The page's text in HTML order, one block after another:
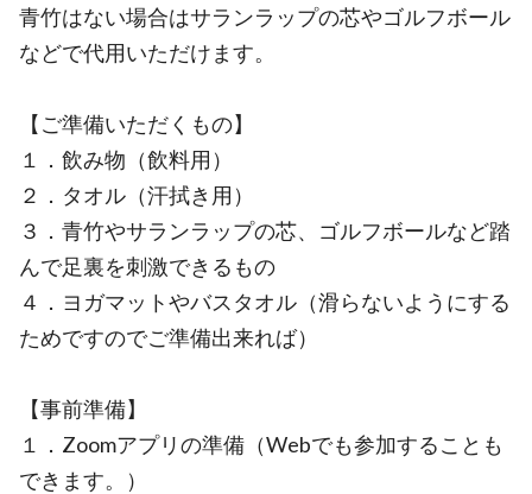
青竹はない場合はサランラップの芯やゴルフボール
などで代用いただけます。
【ご準備いただくもの】
１．飲み物（飲料用）
２．タオル（汗拭き用）
３．青竹やサランラップの芯、ゴルフボールなど踏
んで足裏を刺激できるもの
４．ヨガマットやバスタオル（滑らないようにする
ためですのでご準備出来れば）
【事前準備】
１．Zoomアプリの準備（Webでも参加することも
できます。）